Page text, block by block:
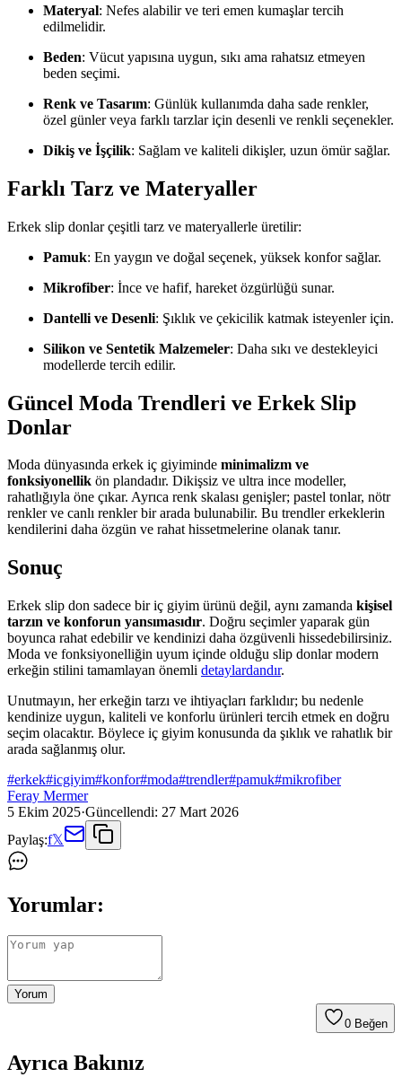
Materyal: Nefes alabilir ve teri emen kumaşlar tercih
edilmelidir.
Beden: Vücut yapısına uygun, sıkı ama rahatsız etmeyen
beden seçimi.
Renk ve Tasarım: Günlük kullanımda daha sade renkler,
özel günler veya farklı tarzlar için desenli ve renkli seçenekler.
Dikiş ve İşçilik: Sağlam ve kaliteli dikişler, uzun ömür sağlar.
Farklı Tarz ve Materyaller
Erkek slip donlar çeşitli tarz ve materyallerle üretilir:
Pamuk: En yaygın ve doğal seçenek, yüksek konfor sağlar.
Mikrofiber: İnce ve hafif, hareket özgürlüğü sunar.
Dantelli ve Desenli: Şıklık ve çekicilik katmak isteyenler için.
Silikon ve Sentetik Malzemeler: Daha sıkı ve destekleyici
modellerde tercih edilir.
Güncel Moda Trendleri ve Erkek Slip
Donlar
Moda dünyasında erkek iç giyiminde minimalizm ve
fonksiyonellik ön plandadır. Dikişsiz ve ultra ince modeller,
rahatlığıyla öne çıkar. Ayrıca renk skalası genişler; pastel tonlar, nötr
renkler ve canlı renkler bir arada bulunabilir. Bu trendler erkeklerin
kendilerini daha özgün ve rahat hissetmelerine olanak tanır.
Sonuç
Erkek slip don sadece bir iç giyim ürünü değil, aynı zamanda kişisel
tarzın ve konforun yansımasıdır. Doğru seçimler yaparak gün
boyunca rahat edebilir ve kendinizi daha özgüvenli hissedebilirsiniz.
Moda ve fonksiyonelliğin uyum içinde olduğu slip donlar modern
erkeğin stilini tamamlayan önemli detaylardandır.
Unutmayın, her erkeğin tarzı ve ihtiyaçları farklıdır; bu nedenle
kendinize uygun, kaliteli ve konforlu ürünleri tercih etmek en doğru
seçim olacaktır. Böylece iç giyim konusunda da şıklık ve rahatlık bir
arada sağlanmış olur.
#erkek#icgiyim#konfor#moda#trendler#pamuk#mikrofiber
Feray Mermer
5 Ekim 2025·Güncellendi: 27 Mart 2026
Paylaş:f𝕏
Yorumlar:
Yorum
0 Beğen
Ayrıca Bakınız